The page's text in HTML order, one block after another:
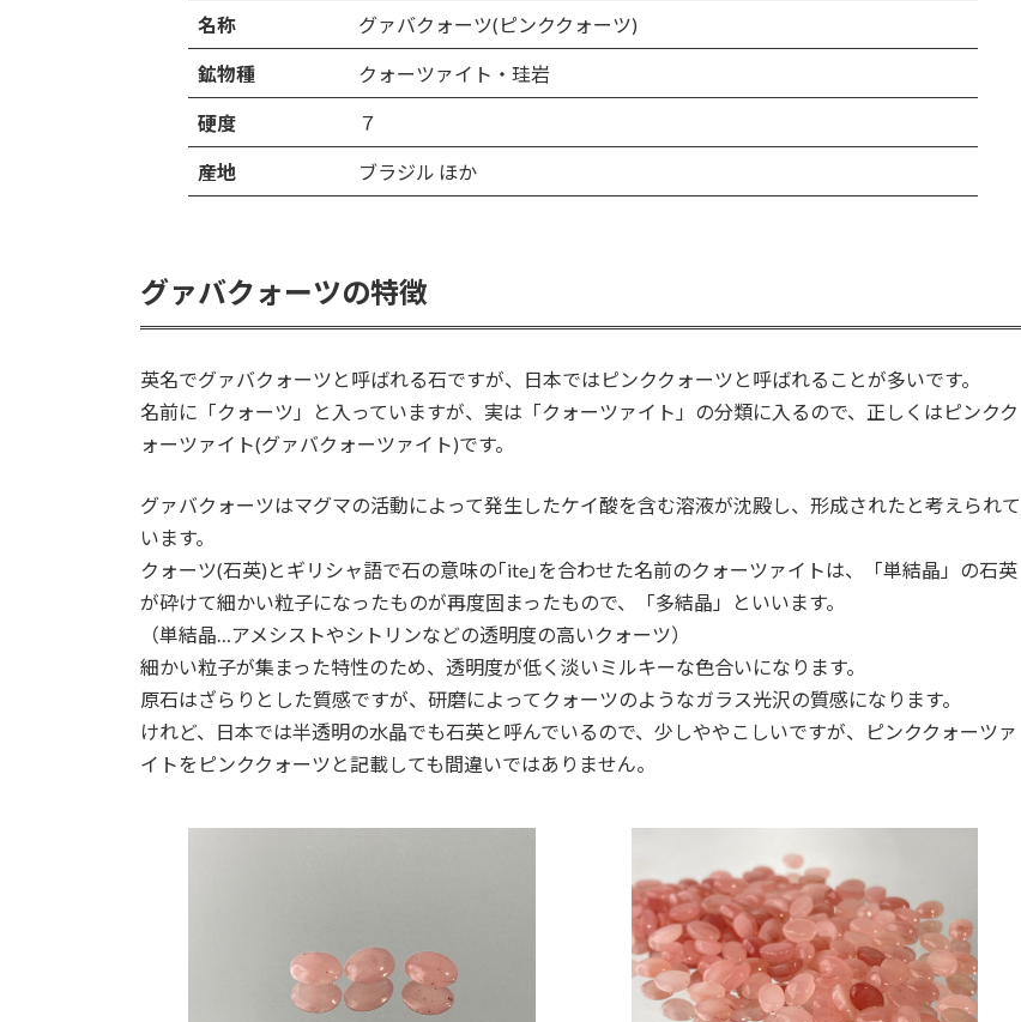
名称 グァバクォーツ(ピンククォーツ)
鉱物種 クォーツァイト・珪岩
硬度 ７
産地 ブラジル ほか
グァバクォーツの特徴
英名でグァバクォーツと呼ばれる石ですが、日本ではピンククォーツと呼ばれることが多いです。
名前に「クォーツ」と入っていますが、実は「クォーツァイト」の分類に入るので、正しくはピンクク
ォーツァイト(グァバクォーツァイト)です。
グァバクォーツはマグマの活動によって発生したケイ酸を含む溶液が沈殿し、形成されたと考えられて
います。
クォーツ(石英)とギリシャ語で石の意味の｢ite｣を合わせた名前のクォーツァイトは、「単結晶」の石英
が砕けて細かい粒子になったものが再度固まったもので、「多結晶」といいます。
（単結晶…アメシストやシトリンなどの透明度の高いクォーツ）
細かい粒子が集まった特性のため、透明度が低く淡いミルキーな色合いになります。
原石はざらりとした質感ですが、研磨によってクォーツのようなガラス光沢の質感になります。
けれど、日本では半透明の水晶でも石英と呼んでいるので、少しややこしいですが、ピンククォーツァ
イトをピンククォーツと記載しても間違いではありません。